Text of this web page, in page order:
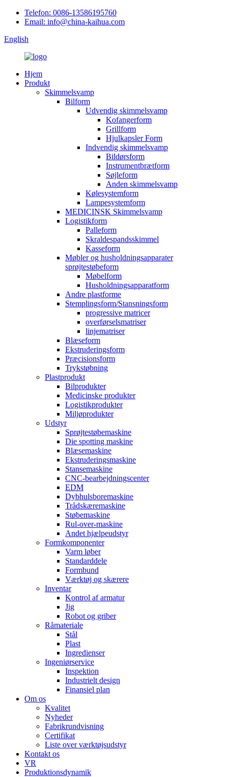
Telefon: 0086-13586195760
Email: info@china-kaihua.com
English
Hjem
Produkt
Skimmelsvamp
Bilform
Udvendig skimmelsvamp
Kofangerform
Grillform
Hjulkapsler Form
Indvendig skimmelsvamp
Bildørsform
Instrumentbrætform
Søjleform
Anden skimmelsvamp
Kølesystemform
Lampesystemform
MEDICINSK Skimmelsvamp
Logistikform
Palleform
Skraldespandsskimmel
Kasseform
Møbler og husholdningsapparater
sprøjtestøbeform
Møbelform
Husholdningsapparatform
Andre plastforme
Stemplingsform/Stansningsform
progressive matricer
overførselsmatriser
linjematriser
Blæseform
Ekstruderingsform
Præcisionsform
Trykstøbning
Plastprodukt
Bilprodukter
Medicinske produkter
Logistikprodukter
Miljøprodukter
Udstyr
Sprøjtestøbemaskine
Die spotting maskine
Blæsemaskine
Ekstruderingsmaskine
Stansemaskine
CNC-bearbejdningscenter
EDM
Dybhulsboremaskine
Trådskæremaskine
Støbemaskine
Rul-over-maskine
Andet hjælpeudstyr
Formkomponenter
Varm løber
Standarddele
Formbund
Værktøj og skærere
Inventar
Kontrol af armatur
Jig
Robot og griber
Råmateriale
Stål
Plast
Ingredienser
Ingeniørservice
Inspektion
Industrielt design
Finansiel plan
Om os
Kvalitet
Nyheder
Fabrikrundvisning
Certifikat
Liste over værktøjsudstyr
Kontakt os
VR
Produktionsdynamik